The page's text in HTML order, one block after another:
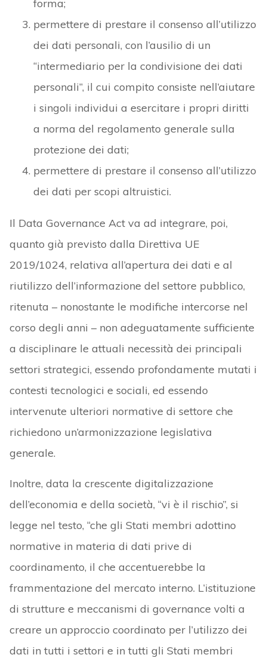
forma;
permettere di prestare il consenso all’utilizzo
dei dati personali, con l’ausilio di un
“intermediario per la condivisione dei dati
personali”, il cui compito consiste nell’aiutare
i singoli individui a esercitare i propri diritti
a norma del regolamento generale sulla
protezione dei dati;
permettere di prestare il consenso all’utilizzo
dei dati per scopi altruistici.
Il Data Governance Act va ad integrare, poi,
quanto già previsto dalla Direttiva UE
2019/1024, relativa all’apertura dei dati e al
riutilizzo dell’informazione del settore pubblico,
ritenuta – nonostante le modifiche intercorse nel
corso degli anni – non adeguatamente sufficiente
a disciplinare le attuali necessità dei principali
settori strategici, essendo profondamente mutati i
contesti tecnologici e sociali, ed essendo
intervenute ulteriori normative di settore che
richiedono un’armonizzazione legislativa
generale.
Inoltre, data la crescente digitalizzazione
dell’economia e della società, “vi è il rischio”, si
legge nel testo, “che gli Stati membri adottino
normative in materia di dati prive di
coordinamento, il che accentuerebbe la
frammentazione del mercato interno. L’istituzione
di strutture e meccanismi di governance volti a
creare un approccio coordinato per l’utilizzo dei
dati in tutti i settori e in tutti gli Stati membri